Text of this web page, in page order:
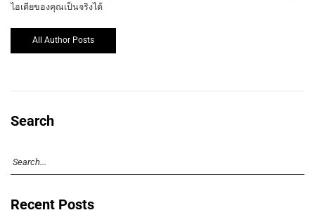
ไอเดียของคุณเป็นจริงได้
All Author Posts
Search
Recent Posts